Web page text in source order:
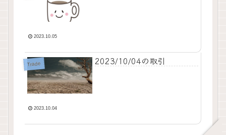
2023.10.05
Trade 2023/10/04の取引
2023.10.04